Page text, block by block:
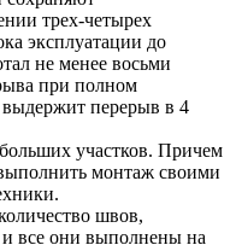
трех-четырех
эксплуатации до
не менее восьми
при полном
выдержит перерыв в 4
участков. Причем
монтаж своими
швов,
все они выполнены на